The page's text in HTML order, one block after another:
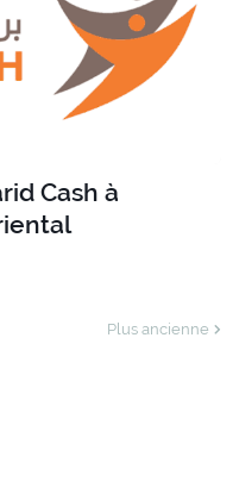
Cash à
Plus ancienne